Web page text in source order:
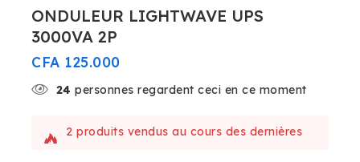
ONDULEUR LIGHTWAVE UPS
3000VA 2P
CFA 125.000
24 personnes regardent ceci en ce moment
2 produits vendus au cours des dernières